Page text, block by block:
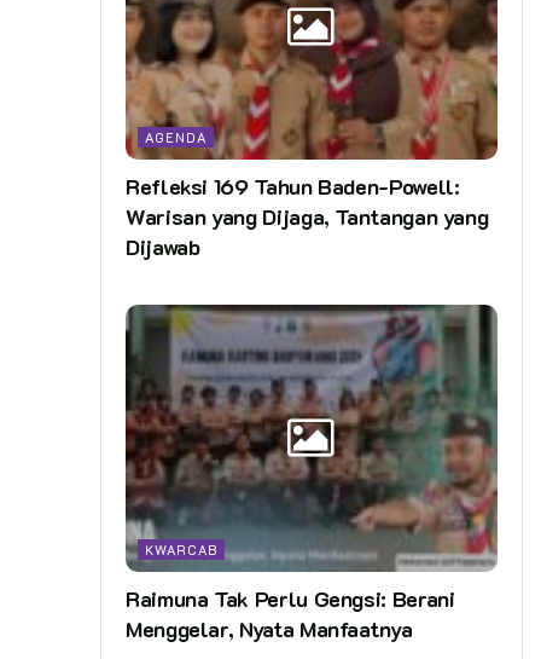
AGENDA
Refleksi 169 Tahun Baden-Powell:
Warisan yang Dijaga, Tantangan yang
Dijawab
KWARCAB
Raimuna Tak Perlu Gengsi: Berani
Menggelar, Nyata Manfaatnya